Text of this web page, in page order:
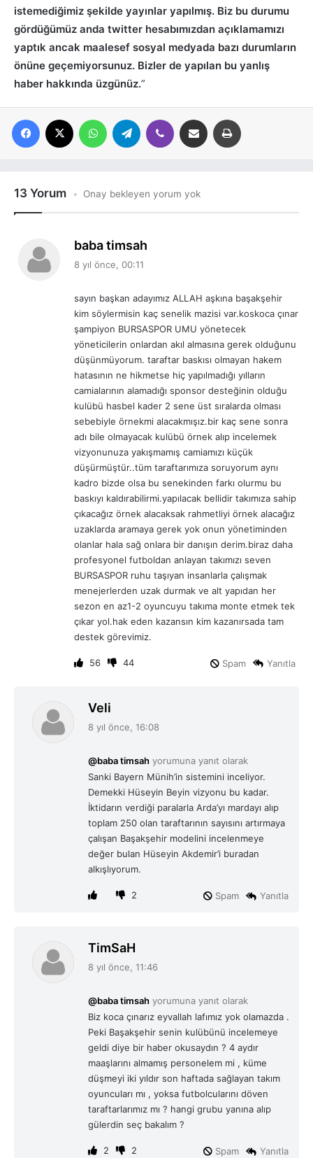
istemediğimiz şekilde yayınlar yapılmış. Biz bu durumu
gördüğümüz anda twitter hesabımızdan açıklamamızı
yaptık ancak maalesef sosyal medyada bazı durumların
önüne geçemiyorsunuz. Bizler de yapılan bu yanlış
haber hakkında üzgünüz.”
Facebook WhatsAppTelegram Viber E-posta ile paylaş
13 Yorum Onay bekleyen yorum yok
baba timsah
k
8 yıl önce, 00:11
sayın başkan adayımız ALLAH aşkına başakşehir
kim söylermisin kaç senelik mazisi var.koskoca çınar
şampiyon BURSASPOR UMU yönetecek
yöneticilerin onlardan akıl almasına gerek olduğunu
düşünmüyorum. taraftar baskısı olmayan hakem
hatasının ne hikmetse hiç yapılmadığı yılların
camialarının alamadığı sponsor desteğinin olduğu
kulübü hasbel kader 2 sene üst sıralarda olması
sebebiyle örnekmi alacakmışız.bir kaç sene sonra
adı bile olmayacak kulübü örnek alıp incelemek
vizyonunuza yakışmamış camiamızı küçük
düşürmüştür..tüm taraftarımıza soruyorum aynı
kadro bizde olsa bu senekinden farkı olurmu bu
baskıyı kaldırabilirmi.yapılacak bellidir takımıza sahip
çıkacağız örnek alacaksak rahmetliyi örnek alacağız
uzaklarda aramaya gerek yok onun yönetiminden
olanlar hala sağ onlara bir danışın derim.biraz daha
profesyonel futboldan anlayan takımızı seven
BURSASPOR ruhu taşıyan insanlarla çalışmak
menejerlerden uzak durmak ve alt yapıdan her
sezon en az1-2 oyuncuyu takıma monte etmek tek
çıkar yol.hak eden kazansın kim kazanırsada tam
destek görevimiz.
56 44 Yanıtla
Spam
Veli
e
8 yıl önce, 16:08
@baba timsah yorumuna yanıt olarak
Sanki Bayern Münih’in sistemini inceliyor.
Demekki Hüseyin Beyin vizyonu bu kadar.
İktidarın verdiği paralarla Arda’yı mardayı alıp
toplam 250 olan taraftarının sayısını artırmaya
çalışan Başakşehir modelini incelenmeye
değer bulan Hüseyin Akdemir’i buradan
alkışlıyorum.
2 Yanıtla
Spam
TimSaH
e
:
8 yıl önce, 11:46
@baba timsah yorumuna yanıt olarak
Biz koca çınarız eyvallah lafımız yok olamazda .
Peki Başakşehir senin kulübünü incelemeye
geldi diye bir haber okusaydın ? 4 aydır
maaşlarını almamış personelem mi , küme
düşmeyi iki yıldır son haftada sağlayan takım
oyuncuları mı , yoksa futbolcularını döven
taraftarlarımız mı ? hangi grubu yanına alıp
gülerdin seç bakalım ?
2 2 Yanıtla
Spam